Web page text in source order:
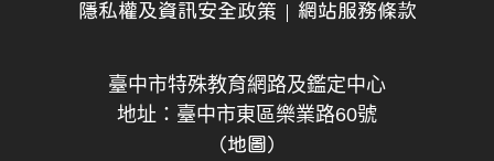
隱私權及資訊安全政策 網站服務條款
臺中市特殊教育網路及鑑定中心
地址：臺中市東區樂業路60號
（地圖）